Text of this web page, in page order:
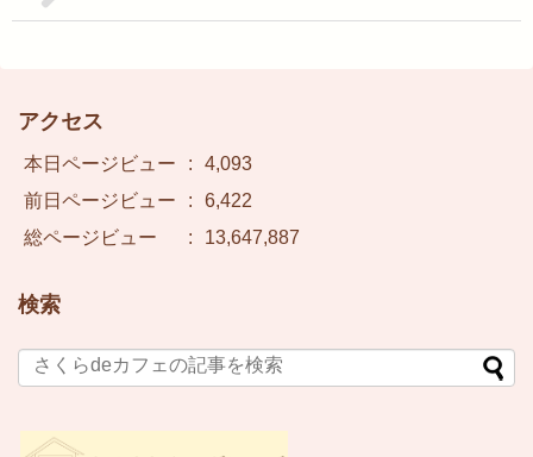
アクセス
本日ページビュー :
4,093
前日ページビュー
:
6,422
総ページビュー
: 13,647,887
検索